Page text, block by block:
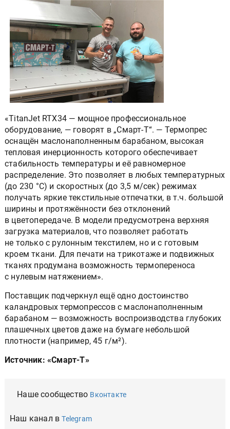
«TitanJet RTX34 — мощное профессиональное
оборудование, — говорят в „Смарт-Т“. — Термопрес
оснащён маслонаполненным барабаном, высокая
тепловая инерционность которого обеспечивает
стабильность температуры и её равномерное
распределение. Это позволяет в любых температурных
(до 230 °С) и скоростных (до 3,5 м/сек) режимах
получать яркие текстильные отпечатки, в т.ч. большой
ширины и протяжённости без отклонений
в цветопередаче. В модели предусмотрена верхняя
загрузка материалов, что позволяет работать
не только с рулонным текстилем, но и с готовым
кроем ткани. Для печати на трикотаже и подвижных
тканях продумана возможность термопереноса
с нулевым натяжением».
Поставщик подчеркнул ещё одно достоинство
каландровых термопрессов с маслонаполненным
барабаном — возможность воспроизводства глубоких
плашечных цветов даже на бумаге небольшой
плотности (например, 45 г/м²).
Источник: «Смарт-Т»
Наше сообщество Вконтакте
Наш канал вTelegram